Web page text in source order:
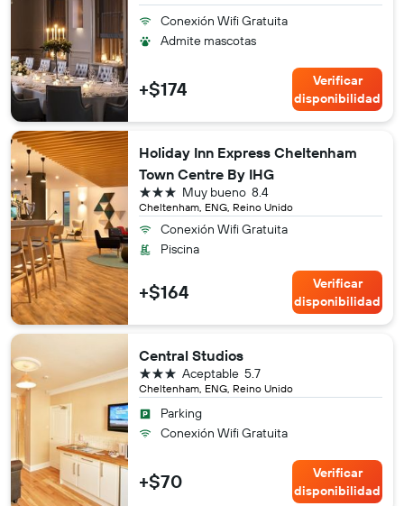
Conexión Wifi Gratuita
Admite mascotas
+$174
Verificar
disponibilidad
Holiday Inn Express Cheltenham
Town Centre By IHG
Cheltenham, ENG, Reino Unido
8.4
Muy bueno
3 estrellas
Conexión Wifi Gratuita
Piscina
+$164
Verificar
disponibilidad
Central Studios
Cheltenham, ENG, Reino Unido
5.7
Aceptable
3 estrellas
Parking
Conexión Wifi Gratuita
+$70
Verificar
disponibilidad